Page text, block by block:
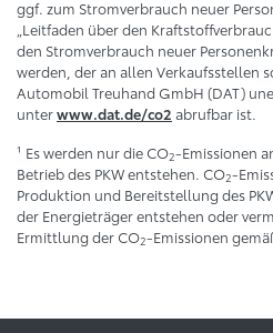
ggf. zum Stromverbrauch neuer
„Leitfaden über den
den Stromverbrauch neuer
werden, der an allen Verkaufsstellen
Automobil Treuhand GmbH (DAT)
unterwww.dat.de/co2 abrufbar ist.
¹ Es werden nur die CO2-Emissionen
Betrieb des PKW entstehen. CO2-
Produktion und Bereitstellung des
der Energieträger entstehen oder
Ermittlung der CO2-Emissionen